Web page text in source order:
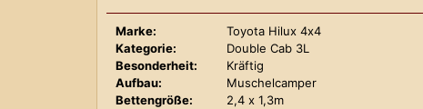
Marke:
Toyota Hilux 4x4
Kategorie:
Double Cab 3L
Besonderheit:
Kräftig
Aufbau:
Muschelcamper
Bettengröße:
2,4 x 1,3m